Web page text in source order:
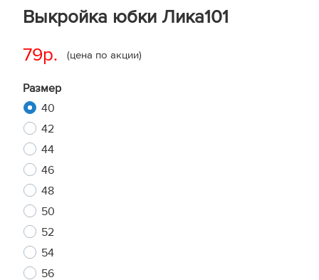
Выкройка юбки Лика101
79р. (цена по акции)
Размер
40
42
44
46
48
50
52
54
56